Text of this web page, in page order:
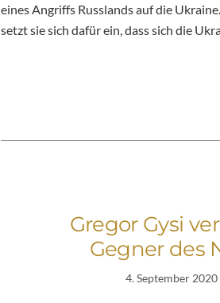
eines Angriffs Russlands auf die
setzt sie sich dafür ein, dass sich die
Gregor Gysi
Gegner des
4. September 2020